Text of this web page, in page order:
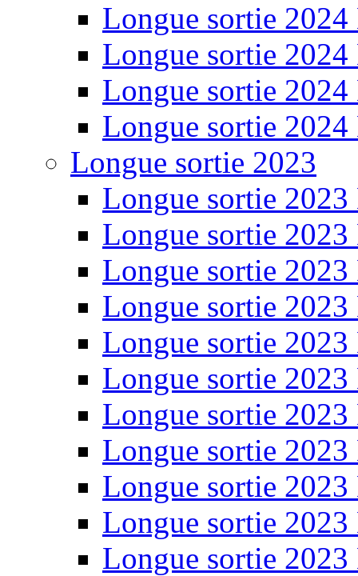
Longue sortie 2024
Longue sortie 2024
Longue sortie 2024
Longue sortie 2024
Longue sortie 2023
Longue sortie 2023
Longue sortie 2023
Longue sortie 2023
Longue sortie 2023
Longue sortie 2023
Longue sortie 2023
Longue sortie 2023
Longue sortie 2023
Longue sortie 2023
Longue sortie 2023
Longue sortie 2023